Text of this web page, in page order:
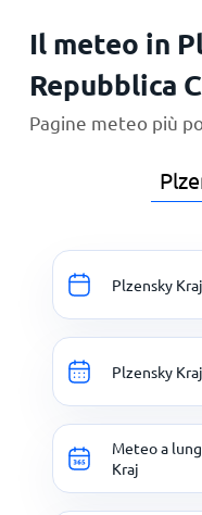
Il meteo in
Repubblica
Pagine meteo più
Plzensky
Plzensky
Meteo a
Kraj